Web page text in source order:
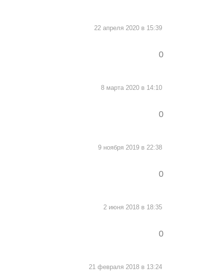
22 апреля 2020 в 15:39
0
8 марта 2020 в 14:10
0
9 ноября 2019 в 22:38
0
2 июня 2018 в 18:35
0
21 февраля 2018 в 13:24